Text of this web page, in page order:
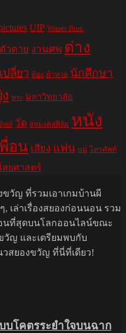
UIP Warner Bros.
วตาย งานศพ ต่าง
ปลี่ยว ท้อง ท้าทาย นักศึกษา
พระ มหาวิทยาลัย
ลิฟท์ วัด สหมงคลฟิล์ม หนัง
อน เสียง แฟน แม่ โทรศัพท์
สยศาสตร์
ขวัญ ที่รวมเอาเกมบ้านผี
เล่าเรื่องสยองก่อนนอน รวม
นที่สุดบนโลกออนไลน์ขณะ
วัญ และเตรียมพบกับ
วสยองขวัญ ที่นี่ที่เดียว!
บโคตรระยำใจบนฉาก